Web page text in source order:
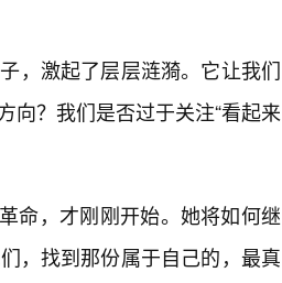
，激起了层层涟漪。它让我们
向？我们是否过于关注“看起来
命，才刚刚开始。她将如何继
，找到那份属于自己的，最真